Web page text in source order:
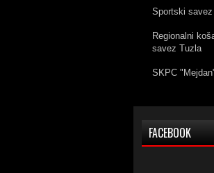
Sportski
Regionalni
savez Tuzla
SKPC
FACEBOOK